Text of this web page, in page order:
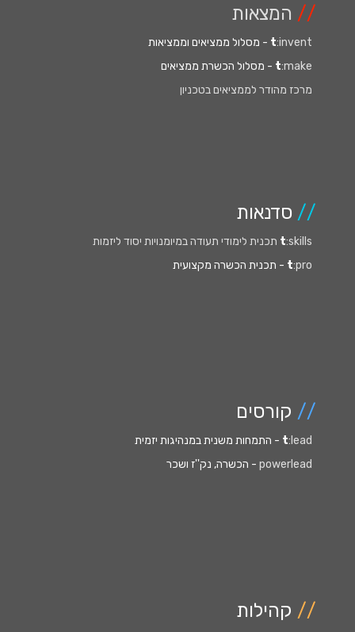
// המצאות
t:invent
- מסלול ממציאים וממציאות
t:make
- מסלול הכשרת ממציאים
מרכז מהודר לממציאים בטכניון
// סדנאות
t:skills תכנית לימודי תעודה במיומנויות יסוד ליזמות
t:pro - תכנית הכשרה מקצועית
// קורסים
t:lead
- התמחות משנית במנהיגות יזמית
powerlead - הכשרה, נק''ז ושכר
// קהילות